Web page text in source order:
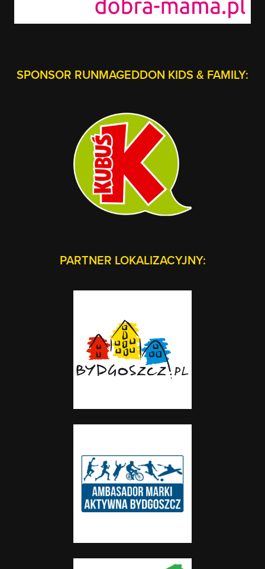
SPONSOR RUNMAGEDDON KIDS & FAMILY:
PARTNER LOKALIZACYJNY: